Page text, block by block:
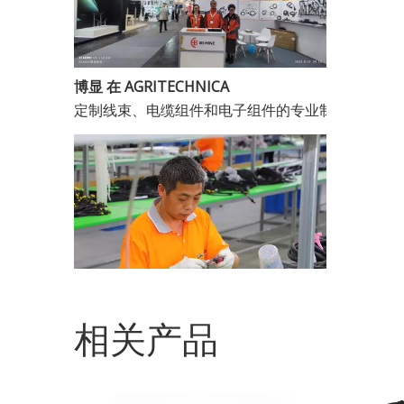
继电器电缆组件防水线束制造商
博显 在 AGRITECHNICA
定制线束、电缆组件和电子组件的专业制造商。成立
常熟市博显电子科技有限公司。
专业定制线束、电缆组件和电子组件制造商。成立
相关产品